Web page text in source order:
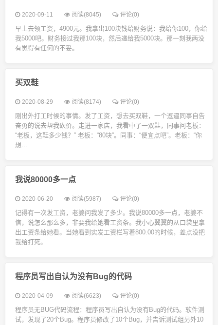
2020-09-11 阅读(8045) 评论(0)
早上去领工资，4900元。我拿出100块钱给财务说：我给你100，你给
我5000吧。财务接过我那100块，然后递给我5000块。那一刻我两没
有觉得有任何的不妥。
买双鞋
2020-08-29 阅读(8174) 评论(0)
刚出外打工时候的事情。发了工资，想去买双鞋，一个逗逼同事自告
奋勇的说去帮我砍价。走进一家店，我看中了一双鞋，同事问老板：
“老板，这鞋多少钱？” 老板：“80块”。同事：“便宜点吧”。老板：“你
想...
我说80000多一点
2020-06-20 阅读(5987) 评论(0)
记得有一次发工资，老婆问我发了多少。我说80000多一点，老婆不
信，说怎么那么多，非要我给她看工资条。我小心翼翼的从口袋里拿
出工资条给她看。当她看到实发工资栏写着800.00的时候，差点没把
我给打死。
程序员写出自认为没有Bug的代码
2020-04-09 阅读(6623) 评论(0)
程序员无BUG代码流程：程序员写出自认为没有Bug的代码。软件测
试，发现了20个Bug。程序员修改了10个Bug，并告诉测试组另外10